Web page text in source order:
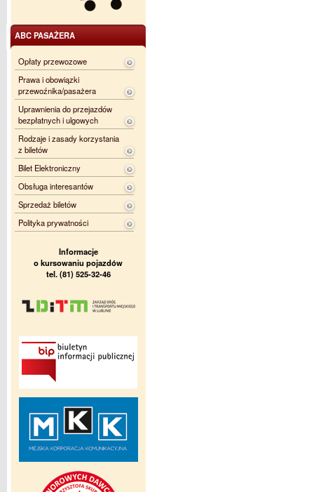
ABC PASAŻERA
Opłaty przewozowe
Prawa i obowiązki
przewoźnika/pasażera
Uprawnienia do przejazdów
bezpłatnych i ulgowych
Rodzaje i zasady korzystania
z biletów
Bilet Elektroniczny
Obsługa interesantów
Sprzedaż biletów
Polityka prywatności
Informacje
o kursowaniu pojazdów
tel. (81) 525-32-46